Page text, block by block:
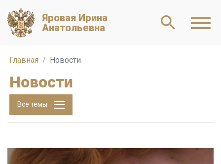
Яровая Ирина
Анатольевна
Главная Новости
Новости
Все темы